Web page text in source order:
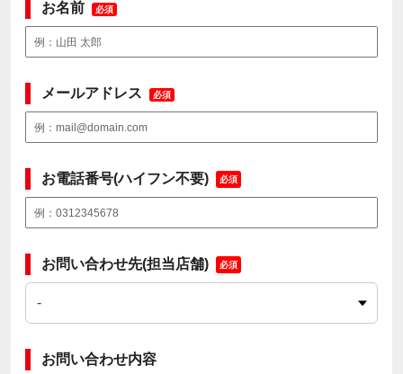
お名前 必須
メールアドレス 必須
お電話番号(ハイフン不要) 必須
お問い合わせ先(担当店舗) 必須
お問い合わせ内容